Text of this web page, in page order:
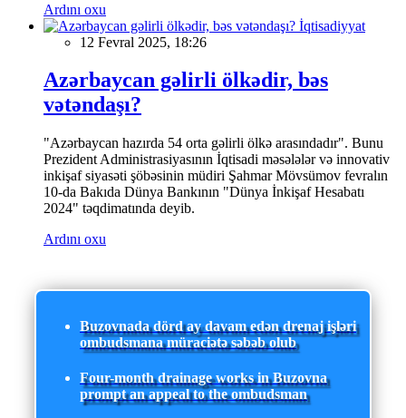
Ardını oxu
İqtisadiyyat
12 Fevral 2025, 18:26
Azərbaycan gəlirli ölkədir, bəs
vətəndaşı?
"Azərbaycan hazırda 54 orta gəlirli ölkə arasındadır". Bunu
Prezident Administrasiyasının İqtisadi məsələlər və innovativ
inkişaf siyasəti şöbəsinin müdiri Şahmar Mövsümov fevralın
10-da Bakıda Dünya Bankının "Dünya İnkişaf Hesabatı
2024" təqdimatında deyib.
Ardını oxu
Buzovnada dörd ay davam edən drenaj işləri
ombudsmana müraciətə səbəb olub
Four-month drainage works in Buzovna
prompt an appeal to the ombudsman